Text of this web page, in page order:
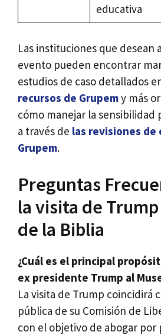
educativa
Las instituciones que desean
evento pueden encontrar
estudios de caso detallados
recursos de Grupemy más
cómo manejar la sensibilidad
a través de las revisiones
Grupem.
Preguntas
la visita de
de la Biblia
¿Cuál es el principal
ex presidente Trump al
La visita de Trump coincidirá
pública de su Comisión de
con el objetivo de abogar por